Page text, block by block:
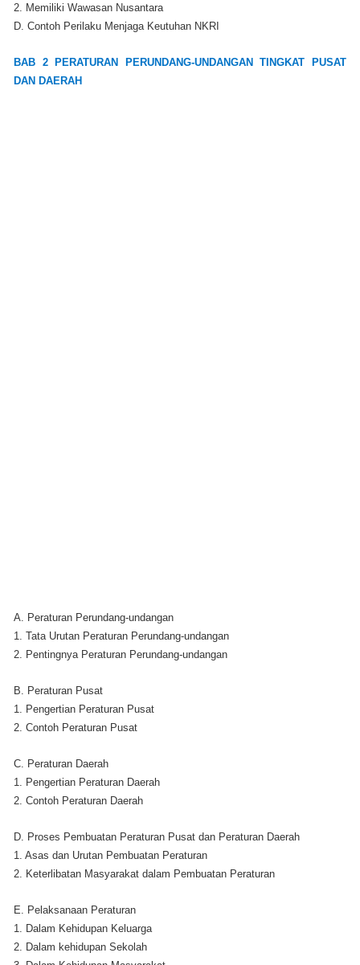
2. Memiliki Wawasan Nusantara
D. Contoh Perilaku Menjaga Keutuhan NKRI
BAB 2 PERATURAN PERUNDANG-UNDANGAN TINGKAT PUSAT
DAN DAERAH
A. Peraturan Perundang-undangan
1. Tata Urutan Peraturan Perundang-undangan
2. Pentingnya Peraturan Perundang-undangan
B. Peraturan Pusat
1. Pengertian Peraturan Pusat
2. Contoh Peraturan Pusat
C. Peraturan Daerah
1. Pengertian Peraturan Daerah
2. Contoh Peraturan Daerah
D. Proses Pembuatan Peraturan Pusat dan Peraturan Daerah
1. Asas dan Urutan Pembuatan Peraturan
2. Keterlibatan Masyarakat dalam Pembuatan Peraturan
E. Pelaksanaan Peraturan
1. Dalam Kehidupan Keluarga
2. Dalam kehidupan Sekolah